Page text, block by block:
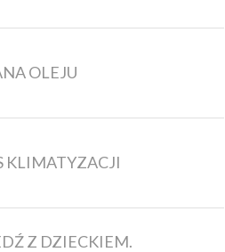
OLEJU
KLIMATYZACJI
Z DZIECKIEM.